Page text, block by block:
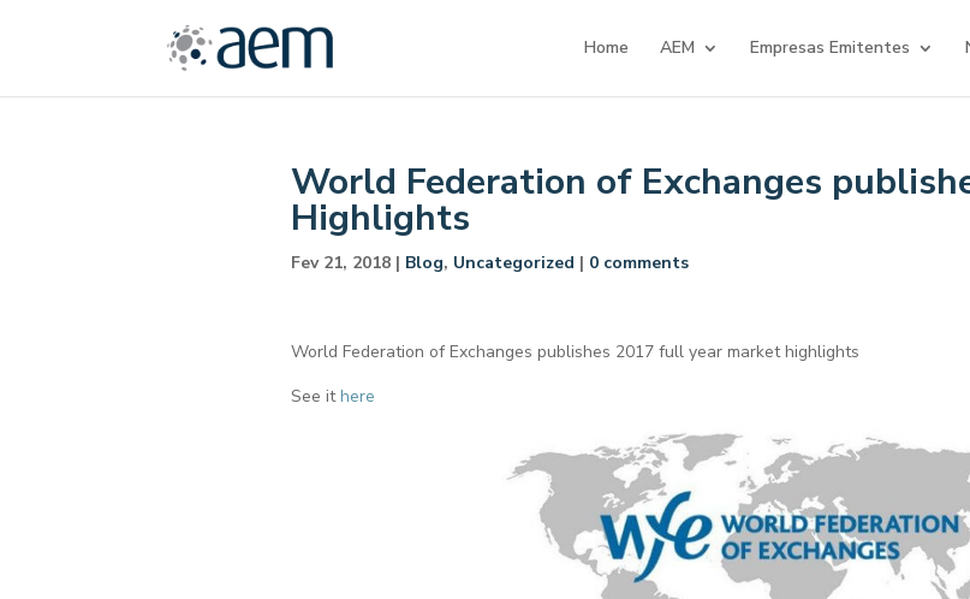
Home AEM Empresas Emitentes
World Federation of Exchanges
Highlights
Fev 21, 2018| Blog, Uncategorized | 0 comments
World Federation of Exchanges publishes 2017 full year market highlights
See ithere